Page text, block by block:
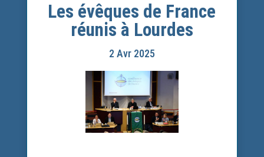
Les évêques de France
réunis à Lourdes
2 Avr 2025